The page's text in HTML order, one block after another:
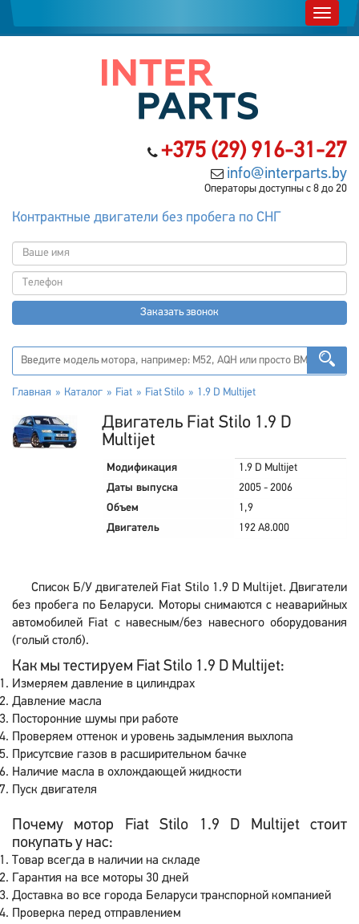
+375 (29) 916-31-27
info@interparts.by
Операторы доступны с 8 до 20
Контрактные двигатели без пробега по СНГ
Заказать звонок
Главная Каталог Fiat Fiat Stilo 1.9 D Multijet
Двигатель Fiat Stilo 1.9 D
Multijet
Модификация
1.9 D Multijet
Даты выпуска
2005 - 2006
Объем
1,9
Двигатель
192 A8.000
Список Б/У двигателей Fiat Stilo 1.9 D Multijet. Двигатели
без пробега по Беларуси. Моторы снимаются с неаварийных
автомобилей Fiat с навесным/без навесного оборудования
(голый столб).
Как мы тестируем Fiat Stilo 1.9 D Multijet:
Измеряем давление в цилиндрах
Давление масла
Посторонние шумы при работе
Проверяем оттенок и уровень задымления выхлопа
Присутсвие газов в расширительном бачке
Наличие масла в охлождающей жидкости
Пуск двигателя
Почему мотор Fiat Stilo 1.9 D Multijet стоит
покупать у нас:
Товар всегда в наличии на складе
Гарантия на все моторы 30 дней
Доставка во все города Беларуси транспорной компанией
Проверка перед отправлением